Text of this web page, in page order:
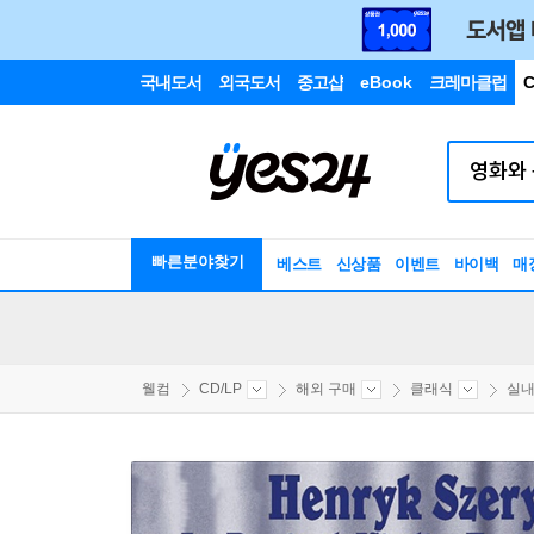
국내도서 외국도서 중고샵 eBook 크레마클럽
빠른분야찾기 베스트 신상품 이벤트 바이백 매
웰컴 CD/LP 해외 구매 클래식 실